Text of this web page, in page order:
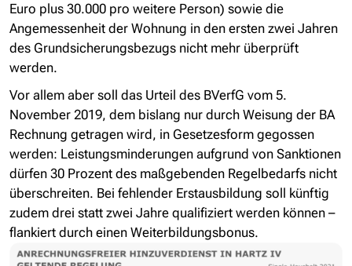
Euro plus 30.000 pro weitere Person) sowie die
Angemessenheit der Wohnung in den ersten zwei Jahren
des Grundsicherungsbezugs nicht mehr überprüft
werden.
Vor allem aber soll das Urteil des BVerfG vom 5.
November 2019, dem bislang nur durch Weisung der BA
Rechnung getragen wird, in Gesetzesform gegossen
werden: Leistungsminderungen aufgrund von Sanktionen
dürfen 30 Prozent des maßgebenden Regelbedarfs nicht
überschreiten. Bei fehlender Erstausbildung soll künftig
zudem drei statt zwei Jahre qualifiziert werden können –
flankiert durch einen Weiterbildungsbonus.